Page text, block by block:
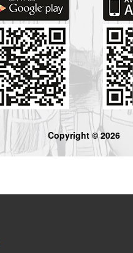
Copyright © 2026